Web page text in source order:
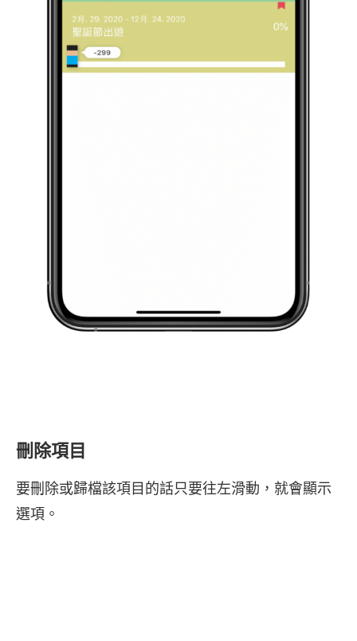
刪除項目
要刪除或歸檔該項目的話只要往左滑動，就會顯示
選項。